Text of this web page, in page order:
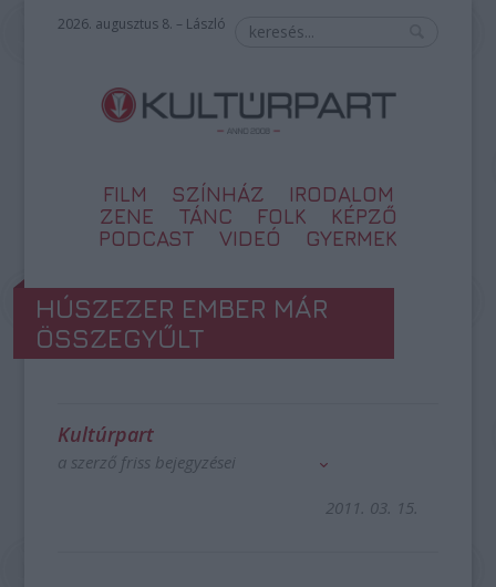
2026. augusztus 8. – László
FILM SZÍNHÁZ
IRODALOM
ZENE
TÁNC FOLK
KÉPZŐ
PODCAST
VIDEÓ GYERMEK
HÚSZEZER EMBER MÁR
ÖSSZEGYŰLT
Kultúrpart
a szerző friss bejegyzései
2011. 03. 15.